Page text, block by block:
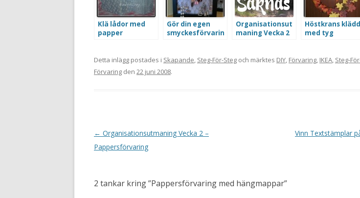
Klä lådor med
papper
Gör din egen
smyckesförvarin
Organisationsut
maning Vecka 2
g
Höstkrans klädd
med tyg
Detta inlägg postades i Skapande, Steg-För-Steg och märktes DIY, Förvaring, IKEA, Steg-
Förvaring den 22 juni 2008.
Inläggsnavigering
← Organisationsutmaning Vecka 2 –
Pappersförvaring
Vinn Textstämplar
2 tankar kring ”Pappersförvaring med hängmappar”